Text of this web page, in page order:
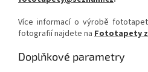
Více informací o výrobě
fotografií najdete na Fototapety
Doplňkové parametry